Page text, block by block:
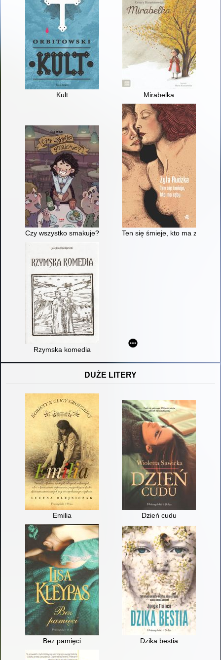
Kult Mirabelka
Czy wszystko smakuje? Ten się śmieje, kto ma zęby
Rzymska komedia
DUŻE LITERY
Emilia Dzień cudu
Bez pamięci Dzika bestia